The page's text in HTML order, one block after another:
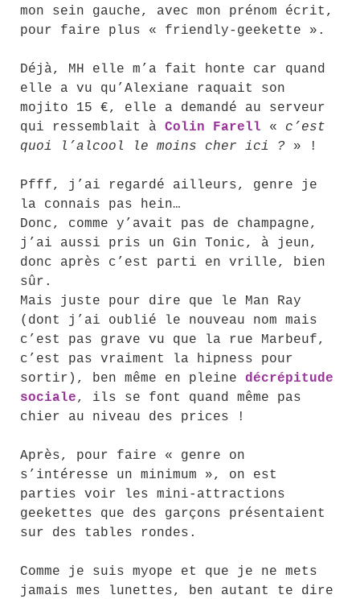
mon sein gauche, avec mon prénom écrit,
pour faire plus « friendly-geekette ».
Déjà, MH elle m’a fait honte car quand
elle a vu qu’Alexiane raquait son
mojito 15 €, elle a demandé au serveur
qui ressemblait à Colin Farell « c’est
quoi l’alcool le moins cher ici ? » !
Pfff, j’ai regardé ailleurs, genre je
la connais pas hein…
Donc, comme y’avait pas de champagne,
j’ai aussi pris un Gin Tonic, à jeun,
donc après c’est parti en vrille, bien
sûr.
Mais juste pour dire que le Man Ray
(dont j’ai oublié le nouveau nom mais
c’est pas grave vu que la rue Marbeuf,
c’est pas vraiment la hipness pour
sortir), ben même en pleine décrépitude
sociale, ils se font quand même pas
chier au niveau des prices !
Après, pour faire « genre on
s’intéresse un minimum », on est
parties voir les mini-attractions
geekettes que des garçons présentaient
sur des tables rondes.
Comme je suis myope et que je ne mets
jamais mes lunettes, ben autant te dire